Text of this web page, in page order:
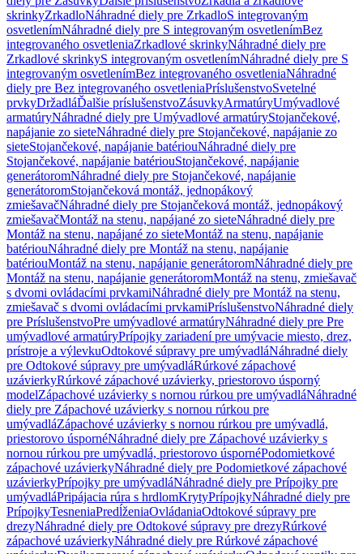
skrinkyZrkadloNáhradné diely pre ZrkadloS integrovaným
osvetlenímNáhradné diely pre S integrovaným osvetlenímBez
integrovaného osvetleniaZrkadlové skrinkyNáhradné diely pre
Zrkadlové skrinkyS integrovaným osvetlenímNáhradné diely pre S
integrovaným osvetlenímBez integrovaného osvetleniaNáhradné
diely pre Bez integrovaného osvetleniaPríslušenstvoSvetelné
prvkyDržadláĎalšie príslušenstvoZásuvkyArmatúryUmývadlové
armatúryNáhradné diely pre Umývadlové armatúryStojančekové,
napájanie zo sieteNáhradné diely pre Stojančekové, napájanie zo
sieteStojančekové, napájanie batériouNáhradné diely pre
Stojančekové, napájanie batériouStojančekové, napájanie
generátoromNáhradné diely pre Stojančekové, napájanie
generátoromStojančeková montáž, jednopákový
zmiešavačNáhradné diely pre Stojančeková montáž, jednopákový
zmiešavačMontáž na stenu, napájané zo sieteNáhradné diely pre
Montáž na stenu, napájané zo sieteMontáž na stenu, napájanie
batériouNáhradné diely pre Montáž na stenu, napájanie
batériouMontáž na stenu, napájanie generátoromNáhradné diely pre
Montáž na stenu, napájanie generátoromMontáž na stenu, zmiešavač
s dvomi ovládacími prvkamiNáhradné diely pre Montáž na stenu,
zmiešavač s dvomi ovládacími prvkamiPríslušenstvoNáhradné diely
pre PríslušenstvoPre umývadlové armatúryNáhradné diely pre Pre
umývadlové armatúryPrípojky zariadení pre umývacie miesto, drez,
prístroje a výlevkuOdtokové súpravy pre umývadláNáhradné diely
pre Odtokové súpravy pre umývadláRúrkové zápachové
uzávierkyRúrkové zápachové uzávierky, priestorovo úsporný
modelZápachové uzávierky s nornou rúrkou pre umývadláNáhradné
diely pre Zápachové uzávierky s nornou rúrkou pre
umývadláZápachové uzávierky s nornou rúrkou pre umývadlá,
priestorovo úspornéNáhradné diely pre Zápachové uzávierky s
nornou rúrkou pre umývadlá, priestorovo úspornéPodomietkové
zápachové uzávierkyNáhradné diely pre Podomietkové zápachové
uzávierkyPrípojky pre umývadláNáhradné diely pre Prípojky pre
umývadláPripájacia rúra s hrdlomKrytyPrípojkyNáhradné diely pre
PrípojkyTesneniaPredĺženiaOvládaniaOdtokové súpravy pre
drezyNáhradné diely pre Odtokové súpravy pre drezyRúrkové
zápachové uzávierkyNáhradné diely pre Rúrkové zápachové